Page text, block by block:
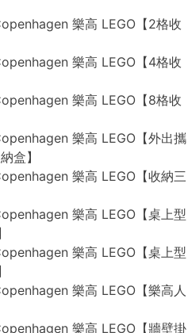
樂高 LEGO【2格收
樂高 LEGO【4格收
樂高 LEGO【8格收
樂高 LEGO【外出攜
盒】
樂高 LEGO【收納三
樂高 LEGO【桌上型
樂高 LEGO【桌上型
樂高 LEGO【樂高人
樂高 LEGO【牆壁掛